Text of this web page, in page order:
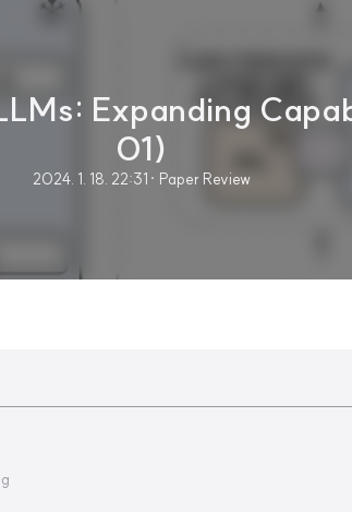
Expanding
01)
2024. 1. 18. 22:31 · Paper Review